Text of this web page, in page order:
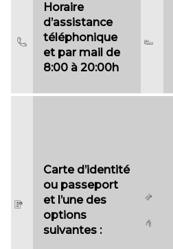
Horaire
d’assistance
téléphonique
et par mail de
8:00 à 20:00h
Carte d’identité
ou passeport
et l’une des
options
suivantes :